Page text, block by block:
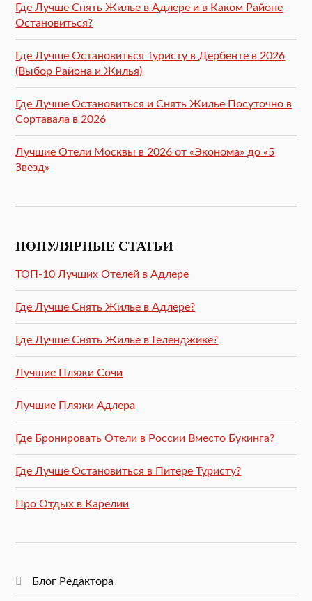
Где Лучше Снять Жилье в Адлере и в Каком Районе
Остановиться?
Где Лучше Остановиться Туристу в Дербенте в 2026
(Выбор Района и Жилья)
Где Лучше Остановиться и Снять Жилье Посуточно в
Сортавала в 2026
Лучшие Отели Москвы в 2026 от «Эконома» до «5
Звезд»
ПОПУЛЯРНЫЕ СТАТЬИ
ТОП-10 Лучших Отелей в Адлере
Где Лучше Снять Жилье в Адлере?
Где Лучше Снять Жилье в Геленджике?
Лучшие Пляжи Сочи
Лучшие Пляжи Адлера
Где Бронировать Отели в России Вместо Букинга?
Где Лучше Остановиться в Питере Туристу?
Про Отдых в Карелии
Блог Редактора